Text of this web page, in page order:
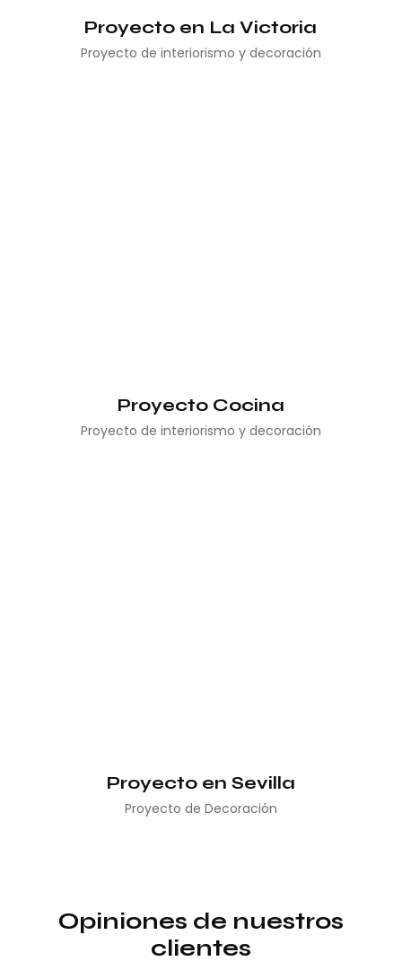
Proyecto en La Victoria
Proyecto de interiorismo y decoración
Proyecto Cocina
Proyecto de interiorismo y decoración
Proyecto en Sevilla
Proyecto de Decoración
Opiniones de nuestros
clientes